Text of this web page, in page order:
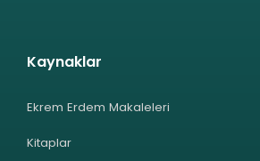
Kaynaklar
Ekrem Erdem Makaleleri
Kitaplar